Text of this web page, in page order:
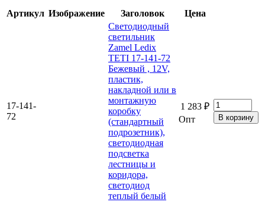
Артикул Изображение Заголовок Цена
17-141-
72
Светодиодный
светильник
Zamel Ledix
TETI 17-141-72
Бежевый , 12V,
пластик,
накладной или в
монтажную
коробку
(стандартный
подрозетник),
светодиодная
подсветка
лестницы и
коридора,
светодиод
теплый белый
1 283 ₽
Опт